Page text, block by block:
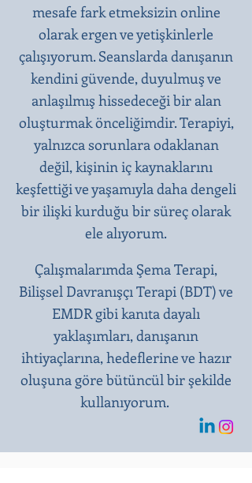
mesafe fark etmeksizin online
olarak ergen ve yetişkinlerle
çalışıyorum. Seanslarda danışanın
kendini güvende, duyulmuş ve
anlaşılmış hissedeceği bir alan
oluşturmak önceliğimdir. Terapiyi,
yalnızca sorunlara odaklanan
değil, kişinin iç kaynaklarını
keşfettiği ve yaşamıyla daha dengeli
bir ilişki kurduğu bir süreç olarak
ele alıyorum.
Çalışmalarımda Şema Terapi,
Bilişsel Davranışçı Terapi (BDT) ve
EMDR gibi kanıta dayalı
yaklaşımları, danışanın
ihtiyaçlarına, hedeflerine ve hazır
oluşuna göre bütüncül bir şekilde
kullanıyorum.